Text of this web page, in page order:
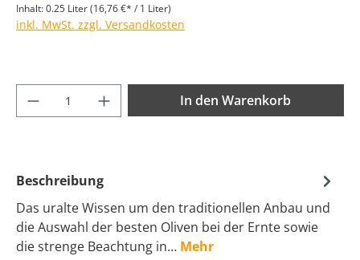
Inhalt:0.25 Liter(16,76 €* / 1 Liter)
inkl. MwSt. zzgl. Versandkosten
Produkt Anzahl: Gib den gewünschten
In den Warenkorb
Beschreibung
Das uralte Wissen um den traditionellen Anbau und
die Auswahl der besten Oliven bei der Ernte sowie
die strenge Beachtung in… Mehr